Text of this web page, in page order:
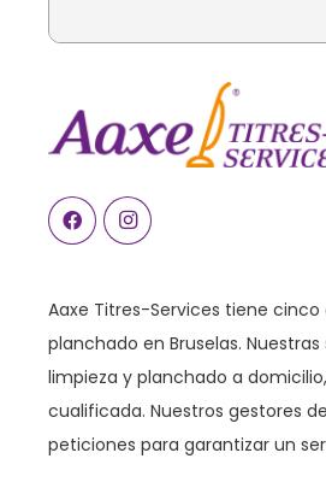
Aaxe Titres-Services tiene
planchado en Bruselas.
limpieza y planchado a
cualificada. Nuestros gestores
peticiones para garantizar un